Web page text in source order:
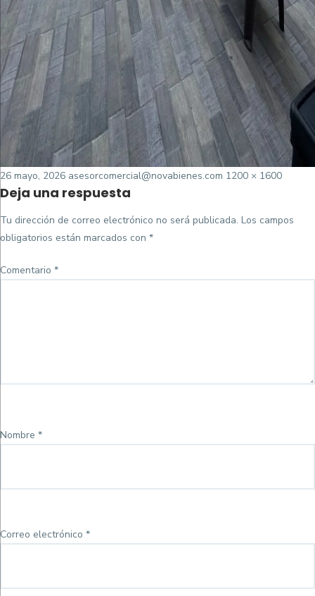
Posted
on
26 mayo, 2026 asesorcomercial@novabienes.com Tamaño
1200 × 1600
Deja una respuesta
Tu dirección de correo electrónico no será publicada. Los campos
obligatorios están marcados con *
Comentario *
Nombre *
Correo electrónico *